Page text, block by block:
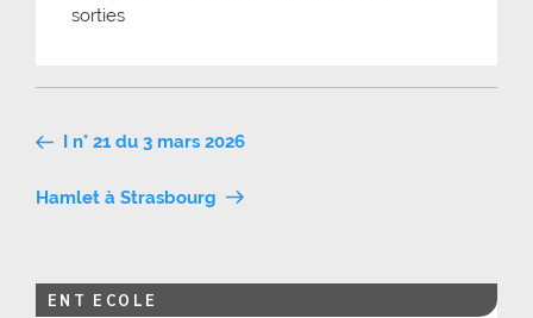
sorties
Navigation
de
I n° 21 du 3 mars 2026
Hamlet à Strasbourg
ENT ECOLE